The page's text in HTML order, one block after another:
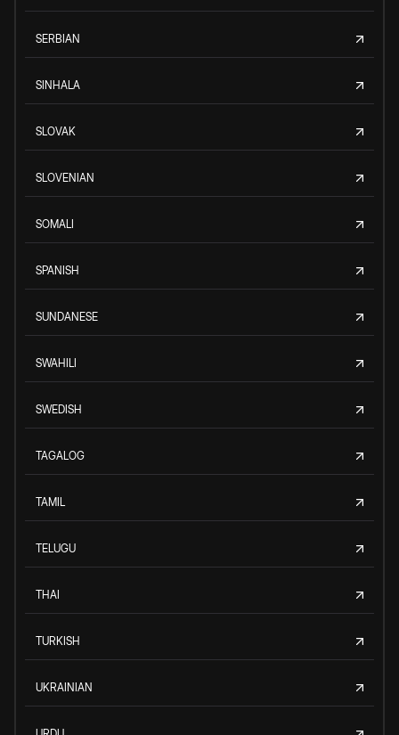
SERBIAN
SINHALA
SLOVAK
SLOVENIAN
SOMALI
SPANISH
SUNDANESE
SWAHILI
SWEDISH
TAGALOG
TAMIL
TELUGU
THAI
TURKISH
UKRAINIAN